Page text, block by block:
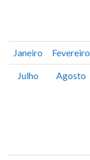
Janeiro Fevereiro
Julho Agosto